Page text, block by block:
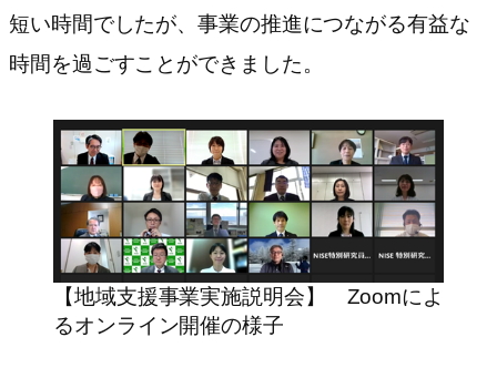
短い時間でしたが、事業の推進につながる有益な
時間を過ごすことができました。
【地域支援事業実施説明会】 Zoomによ
るオンライン開催の様子